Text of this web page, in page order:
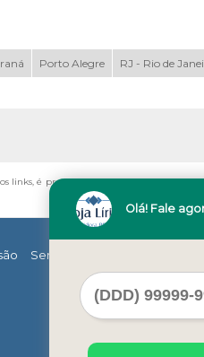
Porto Alegre RJ - Rio de
links, é proibida sem a autorização do
Serviços
Olá! Fale